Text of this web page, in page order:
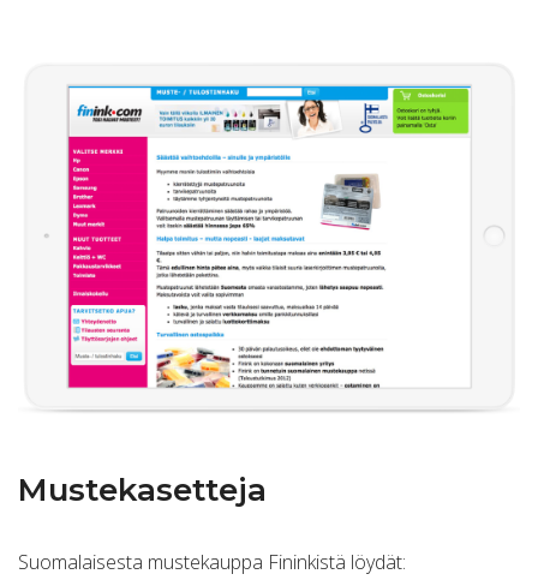
Mustekasetteja
Suomalaisesta mustekauppa Fininkistä löydät: